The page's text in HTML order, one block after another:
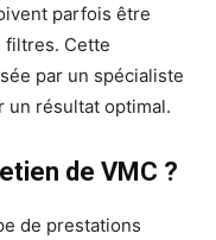
parfois être
filtres. Cette
par un spécialiste
un résultat optimal.
de VMC ?
de prestations